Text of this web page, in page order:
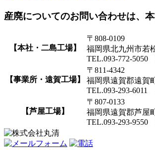
産廃についてのお問い合わせは、
【本社・二島工場】
〒808-0109
福岡県北九州市若
TEL.093-772-5050
【事業所・遠賀工場】
〒811-4342
福岡県遠賀郡遠賀
TEL.093-293-6011
【芦屋工場】
〒807-0133
福岡県遠賀郡芦屋
TEL.093-293-9550